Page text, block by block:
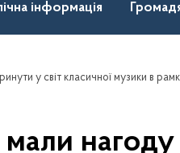
інформація
мали